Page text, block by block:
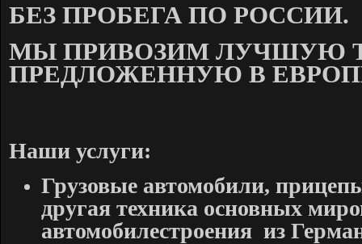
БЕЗ ПРОБЕГА ПО РОССИИ.
МЫ ПРИВОЗИМ ЛУЧШУЮ
ПРЕДЛОЖЕННУЮ В
Наши услуги:
Грузовые автомобили,
другая техника основных
автомобилестроения из